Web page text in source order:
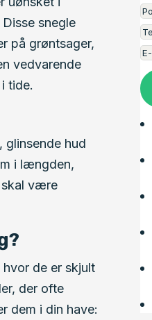
snegle
på grøntsager,
vedvarende
tide.
hud
i længden,
skal være
de er skjult
der ofte
dem i din have: